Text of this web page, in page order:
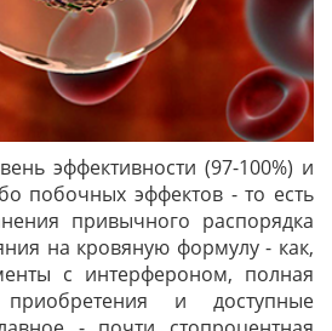
эффективности (97-100%) и
побочных эффектов - то есть
привычного распорядка
на кровяную формулу - как,
с интерфероном, полная
и доступные